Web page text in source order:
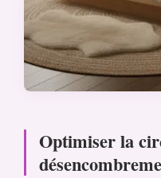
Optimiser la